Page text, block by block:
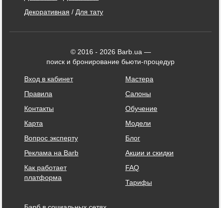
Декоративная / Для тату
© 2016 - 2026 Barb.ua —
поиск и бронирование бьюти-процедур
Вход в кабинет
Правила
Контакты
Карта
Вопрос эксперту
Реклама на Barb
Как работает
платформа
Мастера
Салоны
Обучение
Модели
Блог
Акции и скидки
FAQ
Тарифы